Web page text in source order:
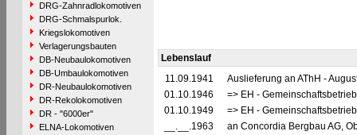
DRG-Zahnradlokomotiven
DRG-Schmalspurlok.
Kriegslokomotiven
Verlagerungsbauten
DB-Neubaulokomotiven
DB-Umbaulokomotiven
DR-Neubaulokomotiven
DR-Rekolokomotiven
DR - "6000er"
ELNA-Lokomotiven
Lebenslauf
11.09.1941
Auslieferung an AThH -
01.10.1946
=> EH -
01.10.1949
=> EH -
__.__.1963
an Concordia Bergbau AG,